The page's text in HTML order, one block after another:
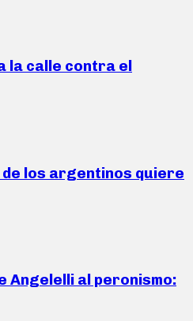
la calle contra el
de los argentinos quiere
Angelelli al peronismo: